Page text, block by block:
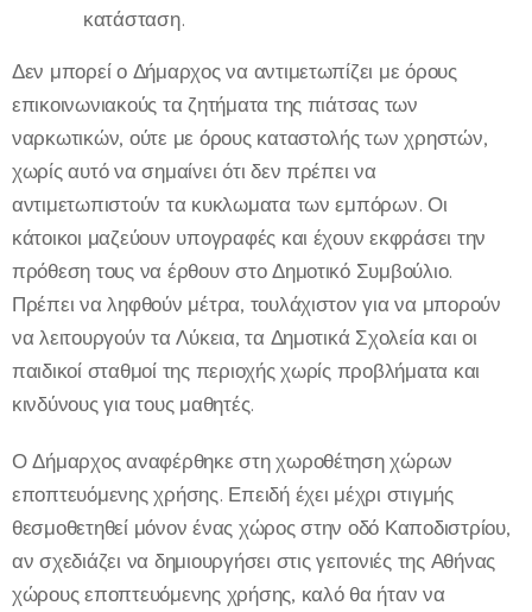
κατάσταση.
Δεν μπορεί ο Δήμαρχος να αντιμετωπίζει με όρους
επικοινωνιακούς τα ζητήματα της πιάτσας των
ναρκωτικών, ούτε με όρους καταστολής των χρηστών,
χωρίς αυτό να σημαίνει ότι δεν πρέπει να
αντιμετωπιστούν τα κυκλωματα των εμπόρων. Οι
κάτοικοι μαζεύουν υπογραφές και έχουν εκφράσει την
πρόθεση τους να έρθουν στο Δημοτικό Συμβούλιο.
Πρέπει να ληφθούν μέτρα, τουλάχιστον για να μπορούν
να λειτουργούν τα Λύκεια, τα Δημοτικά Σχολεία και οι
παιδικοί σταθμοί της περιοχής χωρίς προβλήματα και
κινδύνους για τους μαθητές.
Ο Δήμαρχος αναφέρθηκε στη χωροθέτηση χώρων
εποπτευόμενης χρήσης. Επειδή έχει μέχρι στιγμής
θεσμοθετηθεί μόνον ένας χώρος στην οδό Καποδιστρίου,
αν σχεδιάζει να δημιουργήσει στις γειτονιές της Αθήνας
χώρους εποπτευόμενης χρήσης, καλό θα ήταν να